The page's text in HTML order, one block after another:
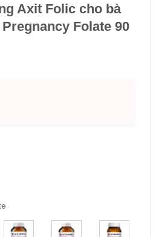
Axit Folic cho bà
Folate 90